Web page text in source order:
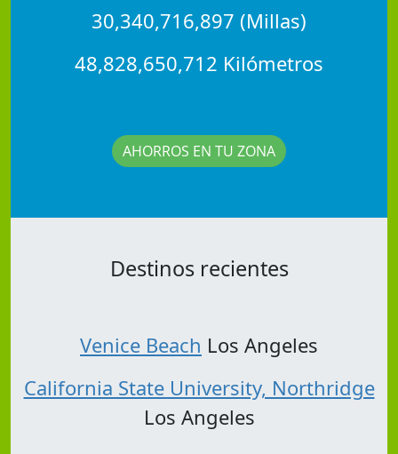
30,340,716,897 (Millas)
48,828,650,712 Kilómetros
AHORROS EN TU ZONA
Destinos recientes
Venice Beach Los Angeles
California State University, Northridge
Los Angeles